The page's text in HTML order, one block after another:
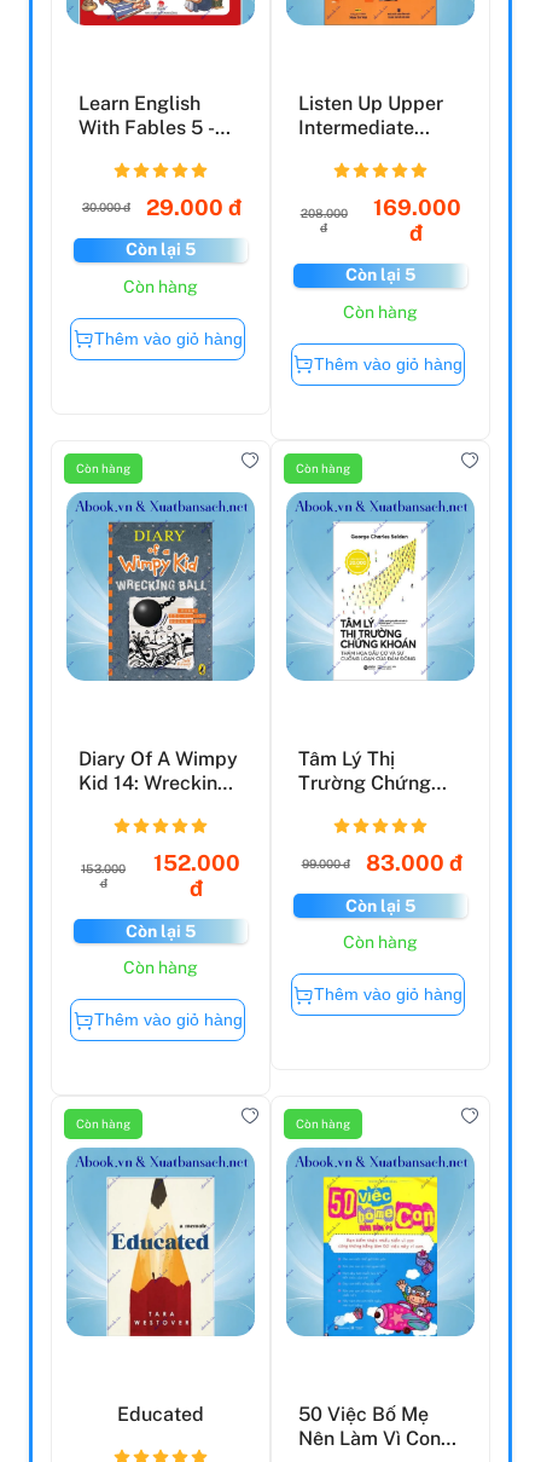
Learn English
With Fables 5 -
Qua Tr...
30.000 đ 29.000 đ
Còn lại 5
Còn hàng
Thêm vào giỏ hàng
Listen Up Upper
Intermediate
208.000
đ
169.000
đ
Còn lại 5
Còn hàng
Thêm vào giỏ hàng
Còn hàng
Diary Of A Wimpy
Kid 14: Wrecking
153.000
đ
152.000
đ
Còn lại 5
Còn hàng
Thêm vào giỏ hàng
Còn hàng
Tâm Lý Thị
Trường Chứng
2023)
99.000 đ 83.000 đ
Còn lại 5
Còn hàng
Thêm vào giỏ hàng
Còn hàng
Educated
Còn hàng
50 Việc Bố Mẹ
Nên Làm Vì Con